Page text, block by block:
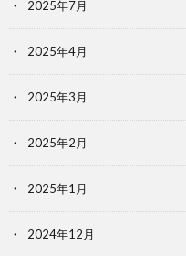
2025年7月
2025年4月
2025年3月
2025年2月
2025年1月
2024年12月